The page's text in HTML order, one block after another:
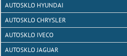
AUTOSKLO HYUNDAI
AUTOSKLO CHRYSLER
AUTOSKLO IVECO
AUTOSKLO JAGUAR